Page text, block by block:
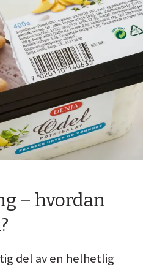
– hvordan
del av en helhetlig